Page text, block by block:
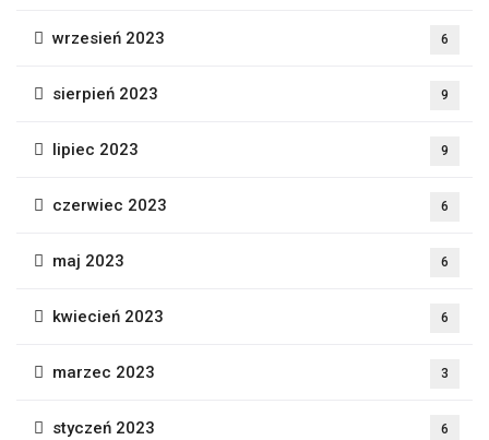
wrzesień 2023 6
sierpień 2023 9
lipiec 2023 9
czerwiec 2023 6
maj 2023 6
kwiecień 2023 6
marzec 2023 3
styczeń 2023 6